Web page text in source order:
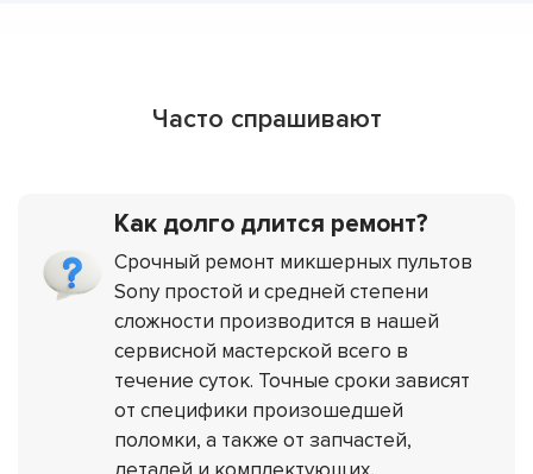
Часто спрашивают
Как долго длится ремонт?
Срочный ремонт микшерных пультов
Sony простой и средней степени
сложности производится в нашей
сервисной мастерской всего в
течение суток. Точные сроки зависят
от специфики произошедшей
поломки, а также от запчастей,